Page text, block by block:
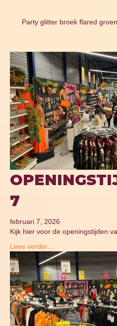
Party glitter broek flared groen
7
februari 7, 2026
Kijk hier voor de openingstijden
Lees verder...